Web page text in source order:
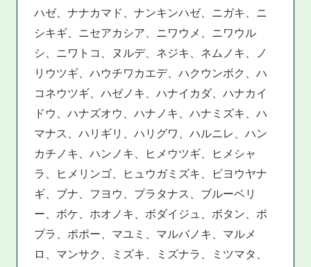
ハゼ、ナナカマド、ナンキンハゼ、ニガキ、ニ
シキギ、ニセアカシア、ニワウメ、ニワウル
シ、ニワトコ、ヌルデ、ネジキ、ネムノキ、ノ
リウツギ、ハウチワカエデ、ハクウンボク、ハ
コネウツギ、ハゼノキ、ハナイカダ、ハナカイ
ドウ、ハナズオウ、ハナノキ、ハナミズキ、ハ
マナス、ハリギリ、ハリグワ、ハルニレ、ハン
カチノキ、ハンノキ、ヒメウツギ、ヒメシャ
ラ、ヒメリンゴ、ヒュウガミズキ、ビヨウヤナ
ギ、ブナ、フヨウ、プラタナス、ブルーベリ
ー、ボケ、ホオノキ、ボダイジュ、ボタン、ポ
プラ、ポポー、マユミ、マルバノキ、マルメ
ロ、マンサク、ミズキ、ミズナラ、ミツマタ、